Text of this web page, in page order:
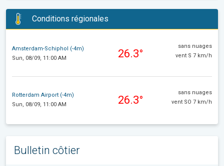
Conditions régionales
Amsterdam-Schiphol (-4m)
Sun, 08/09, 11:00 AM
26.3°
sans nuages
vent S 7 km/h
Rotterdam Airport (-4m)
Sun, 08/09, 11:00 AM
26.3°
sans nuages
vent SO 7 km/h
Bulletin côtier